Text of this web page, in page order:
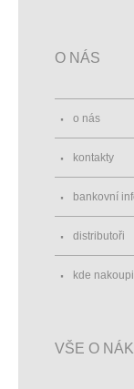
O NÁS
o nás
kontakty
bankovní
distributoři
kde
VŠE O